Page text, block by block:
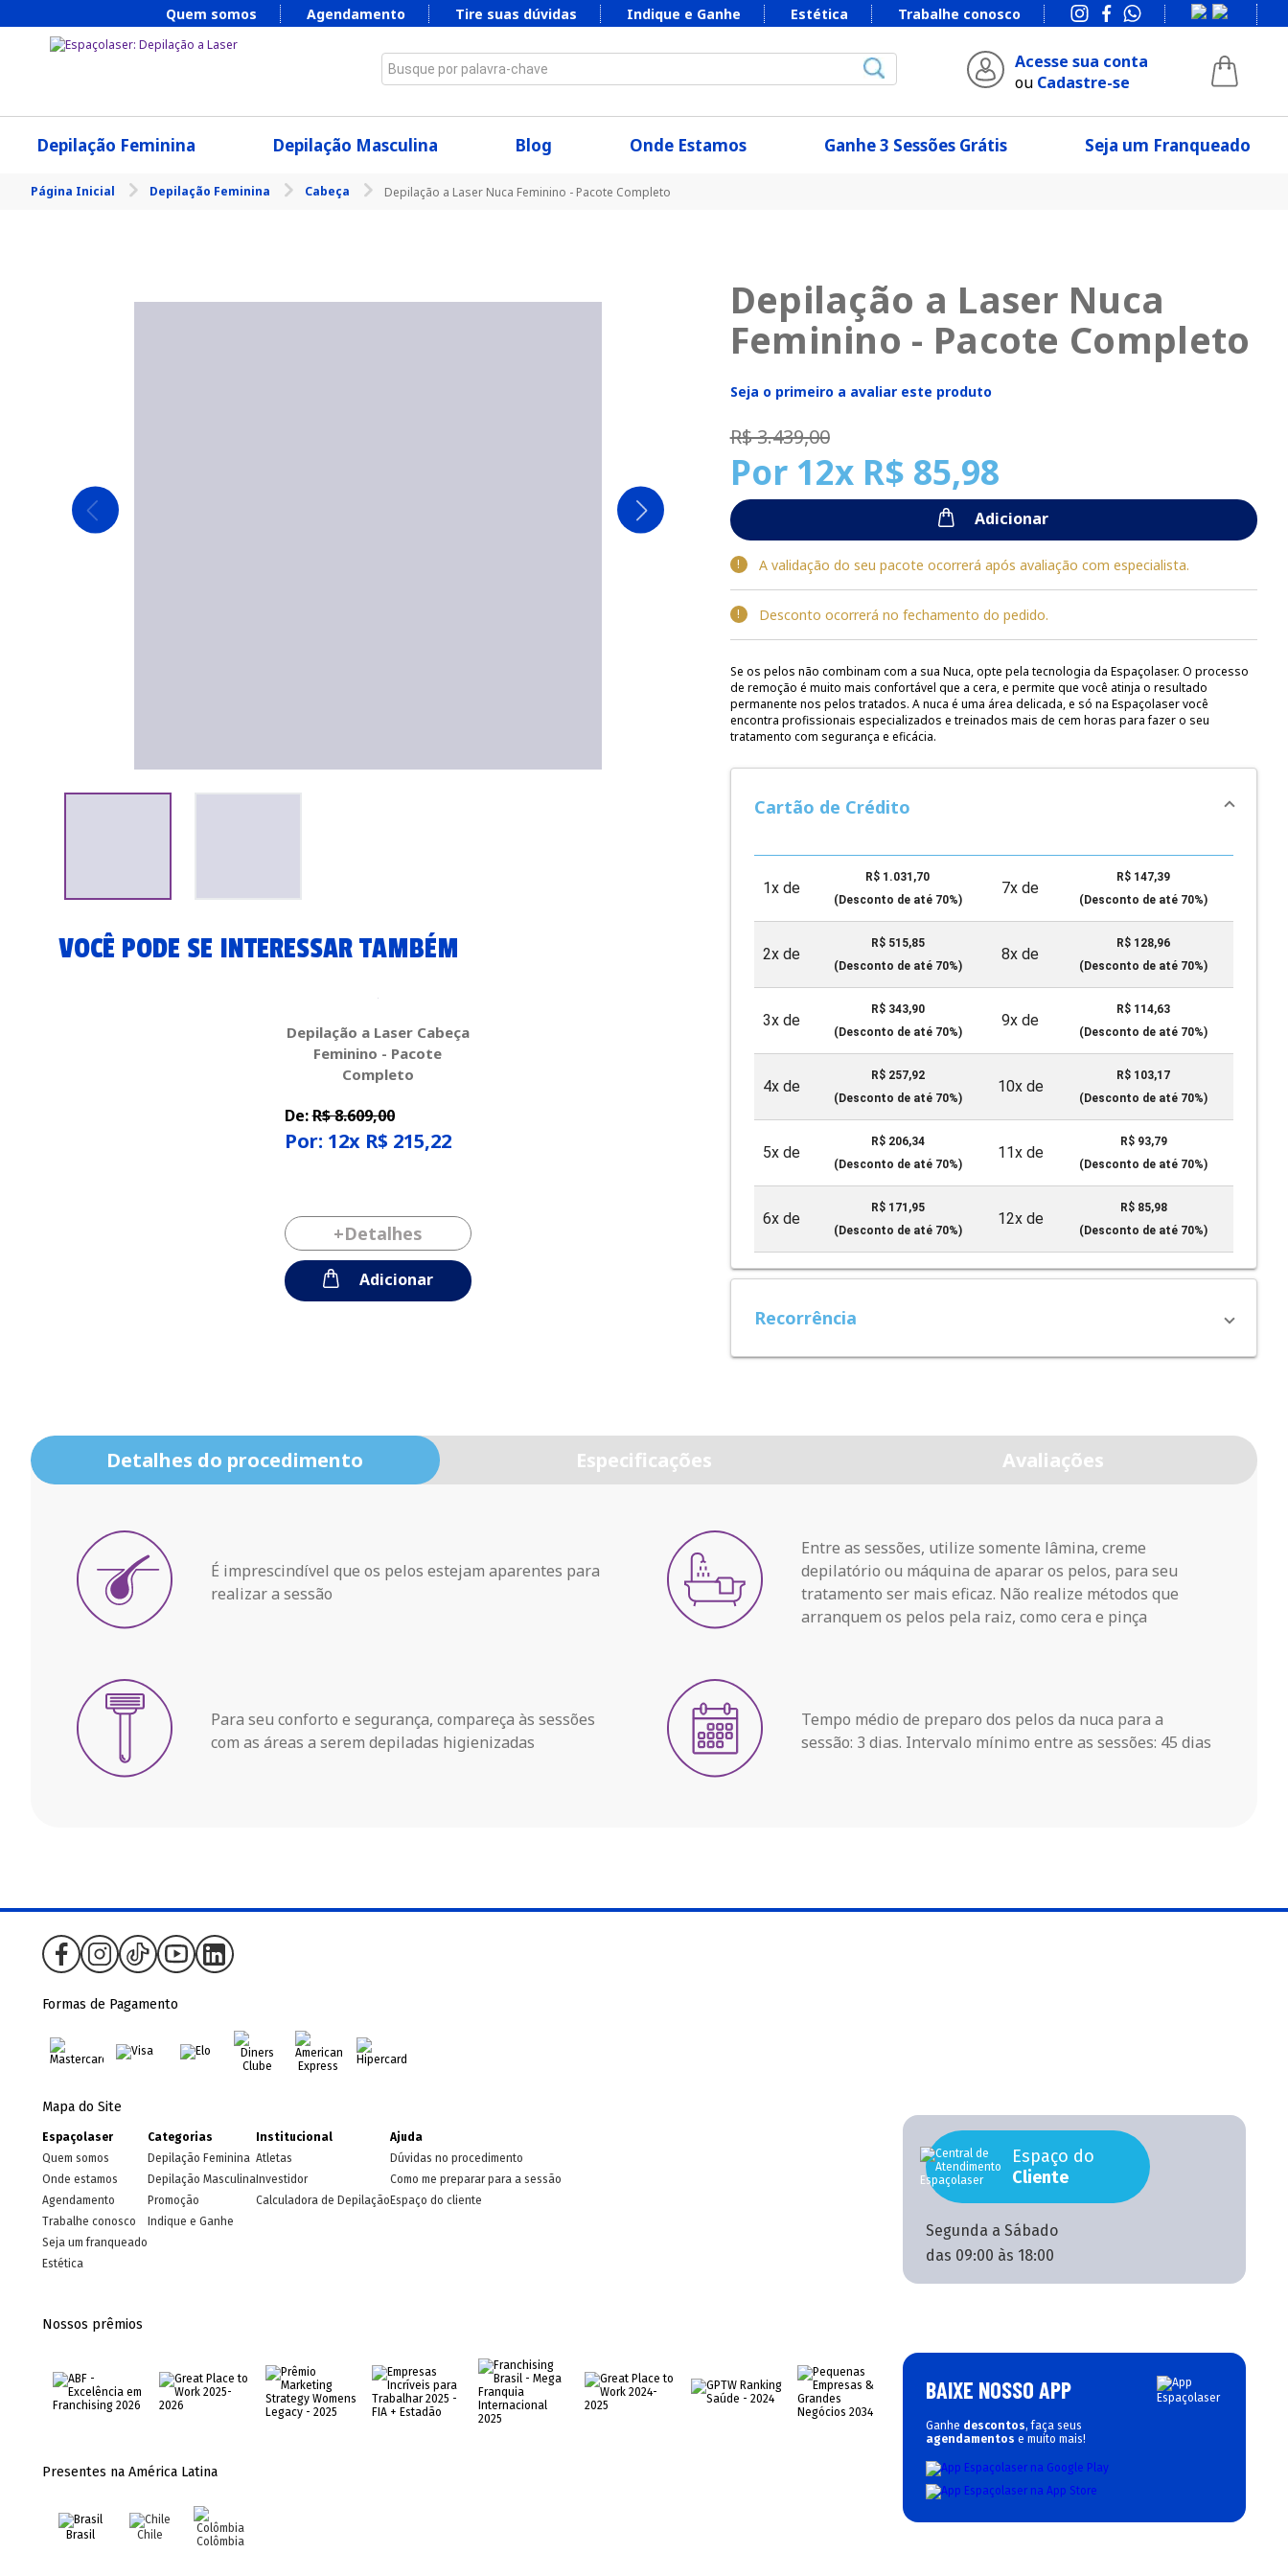
Quem somos Agendamento Tire suas dúvidas Indique e Ganhe Estética Trabalhe conosco
Busque por palavra-chave
Acesse sua conta
ou Cadastre-se
Depilação Feminina Depilação Masculina Blog Onde Estamos Ganhe 3 Sessões Grátis Seja um Franqueado
Página Inicial Depilação Feminina Cabeça Depilação a Laser Nuca Feminino - Pacote Completo
VOCÊ PODE SE INTERESSAR TAMBÉM
Depilação a Laser Cabeça
Feminino - Pacote
Completo
De:R$ 8.609,00
Por: 12x R$ 215,22
+Detalhes
Adicionar
Depilação a Laser Nuca
Feminino - Pacote Completo
Seja o primeiro a avaliar este produto
R$ 3.439,00
Por 12x R$ 85,98
Adicionar
A validação do seu pacote ocorrerá após avaliação com especialista.
Desconto ocorrerá no fechamento do pedido.
Se os pelos não combinam com a sua Nuca, opte pela tecnologia da Espaçolaser. O processo
de remoção é muito mais confortável que a cera, e permite que você atinja o resultado
permanente nos pelos tratados. A nuca é uma área delicada, e só na Espaçolaser você
encontra profissionais especializados e treinados mais de cem horas para fazer o seu
tratamento com segurança e eficácia.
Cartão de Crédito
1x de
R$ 1.031,70
(Desconto de até 70%)
7x de
R$ 147,39
(Desconto de até 70%)
2x de
R$ 515,85
(Desconto de até 70%)
8x de
R$ 128,96
(Desconto de até 70%)
3x de
R$ 343,90
(Desconto de até 70%)
9x de
R$ 114,63
(Desconto de até 70%)
4x de
R$ 257,92
(Desconto de até 70%)
10x de
R$ 103,17
(Desconto de até 70%)
5x de
R$ 206,34
(Desconto de até 70%)
11x de
R$ 93,79
(Desconto de até 70%)
6x de
R$ 171,95
(Desconto de até 70%)
12x de
R$ 85,98
(Desconto de até 70%)
Recorrência
Detalhes do procedimento Especificações Avaliações
É imprescindível que os pelos estejam aparentes para
realizar a sessão
Entre as sessões, utilize somente lâmina, creme
depilatório ou máquina de aparar os pelos, para seu
tratamento ser mais eficaz. Não realize métodos que
arranquem os pelos pela raiz, como cera e pinça
Para seu conforto e segurança, compareça às sessões
com as áreas a serem depiladas higienizadas
Tempo médio de preparo dos pelos da nuca para a
sessão: 3 dias. Intervalo mínimo entre as sessões: 45 dias
Formas de Pagamento
Mapa do Site
Espaçolaser
Quem somos
Onde estamos
Agendamento
Trabalhe conosco
Seja um franqueado
Estética
Categorias
Depilação Feminina
Depilação Masculina
Promoção
Indique e Ganhe
Institucional
Atletas
Investidor
Calculadora de Depilação
Ajuda
Dúvidas no procedimento
Como me preparar para a sessão
Espaço do cliente
Espaço do
Cliente
Segunda a Sábado
das 09:00 às 18:00
Nossos prêmios
Presentes na América Latina
Brasil Chile Colômbia
BAIXE NOSSO APP
Ganhe descontos, faça seus
agendamentos e muito mais!